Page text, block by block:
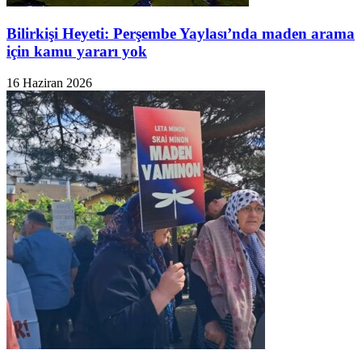
Bilirkişi Heyeti: Perşembe Yaylası’nda maden arama
için kamu yararı yok
16 Haziran 2026